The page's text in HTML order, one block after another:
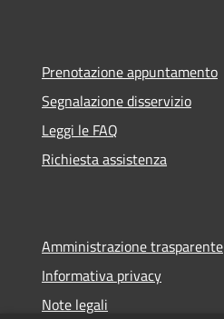
Prenotazione appuntamento
Segnalazione disservizio
Leggi le FAQ
Richiesta assistenza
Amministrazione trasparente
Informativa privacy
Note legali